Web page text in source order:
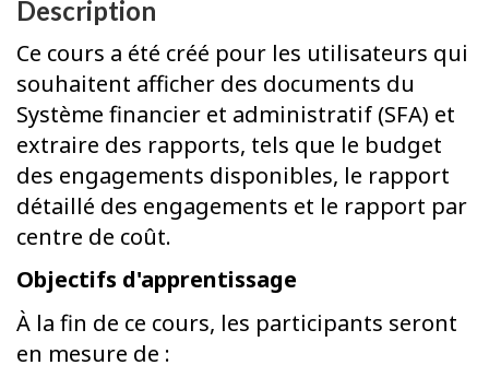
Description
Ce cours a été créé pour les utilisateurs qui
souhaitent afficher des documents du
Système financier et administratif (SFA) et
extraire des rapports, tels que le budget
des engagements disponibles, le rapport
détaillé des engagements et le rapport par
centre de coût.
Objectifs d'apprentissage
À la fin de ce cours, les participants seront
en mesure de :